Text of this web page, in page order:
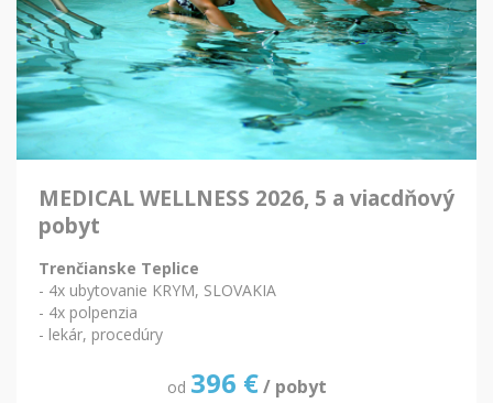
MEDICAL WELLNESS 2026, 5 a viacdňový
pobyt
Trenčianske Teplice
- 4x ubytovanie KRYM, SLOVAKIA
- 4x polpenzia
- lekár, procedúry
od 396 € / pobyt